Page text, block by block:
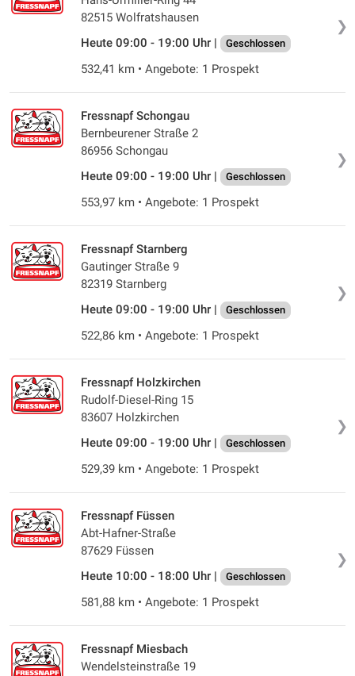
❯
82515 Wolfratshausen
Heute 09:00 - 19:00 Uhr |
Geschlossen
532,41 km • Angebote: 1 Prospekt
❯
Fressnapf Schongau
Bernbeurener Straße 2
86956 Schongau
Heute 09:00 - 19:00 Uhr |
Geschlossen
553,97 km • Angebote: 1 Prospekt
❯
Fressnapf Starnberg
Gautinger Straße 9
82319 Starnberg
Heute 09:00 - 19:00 Uhr |
Geschlossen
522,86 km • Angebote: 1 Prospekt
❯
Fressnapf Holzkirchen
Rudolf-Diesel-Ring 15
83607 Holzkirchen
Heute 09:00 - 19:00 Uhr |
Geschlossen
529,39 km • Angebote: 1 Prospekt
❯
Fressnapf Füssen
Abt-Hafner-Straße
87629 Füssen
Heute 10:00 - 18:00 Uhr |
Geschlossen
581,88 km • Angebote: 1 Prospekt
Fressnapf Miesbach
Wendelsteinstraße 19